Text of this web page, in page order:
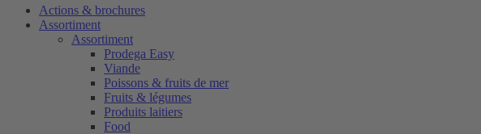
Actions & brochures
Assortiment
Assortiment
Prodega Easy
Viande
Poissons & fruits de mer
Fruits & légumes
Produits laitiers
Food